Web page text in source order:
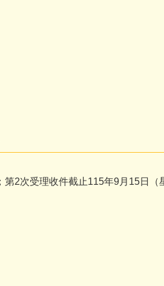
2次受理收件截止115年9月15日